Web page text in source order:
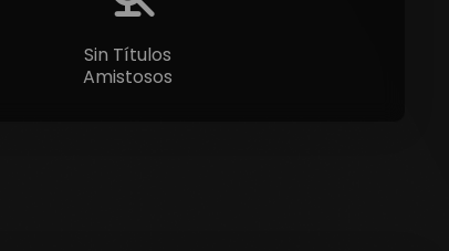
Sin Títulos
Amistosos